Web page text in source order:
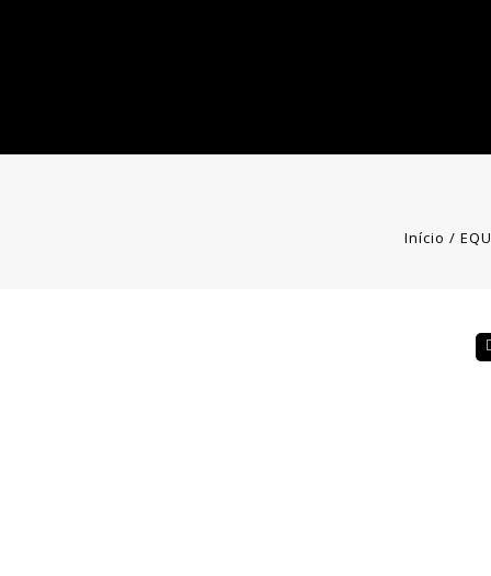
Início /